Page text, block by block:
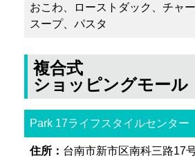
おこわ、ローストダック、チャ
スープ、パスタ
複合式
ショッピングモール
Park 17ライフスタイルセンター
台南市新市区南科三路17